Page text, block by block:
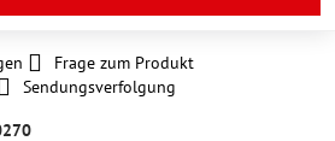
Frage zum Produkt
Sendungsverfolgung